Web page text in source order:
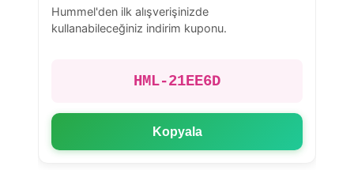
Hummel'den ilk alışverişinizde
kullanabileceğiniz indirim kuponu.
HML-21EE6D
Kopyala